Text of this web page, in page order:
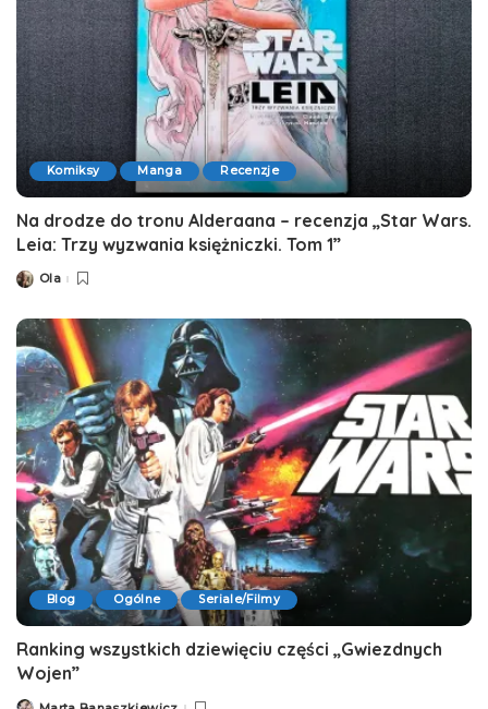
Komiksy Manga Recenzje
Na drodze do tronu Alderaana – recenzja „Star Wars.
Leia: Trzy wyzwania księżniczki. Tom 1”
Posted
Ola
Blog Ogólne Seriale/Filmy
Ranking wszystkich dziewięciu części „Gwiezdnych
Wojen”